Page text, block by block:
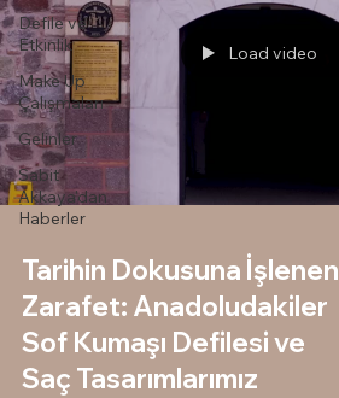
Defile ve
Etkinlik
Make Up
Çalışmaları
Gelinler
Sabit
Akkaya'dan
Haberler
Load video
Tarihin Dokusuna İşlenen
Zarafet: Anadoludakiler
Sof Kumaşı Defilesi ve
Saç Tasarımlarımız